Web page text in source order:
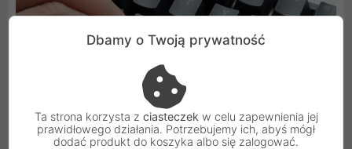
Dbamy o Twoją prywatność
Ta strona korzysta z ciasteczek w celu zapewnienia jej
prawidłowego działania. Potrzebujemy ich, abyś mógł
dodać produkt do koszyka albo się zalogować.